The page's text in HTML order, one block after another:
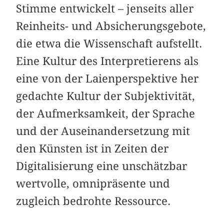
Stimme entwickelt – jenseits aller
Reinheits- und Absicherungsgebote,
die etwa die Wissenschaft aufstellt.
Eine Kultur des Interpretierens als
eine von der Laienperspektive her
gedachte Kultur der Subjektivität,
der Aufmerksamkeit, der Sprache
und der Auseinandersetzung mit
den Künsten ist in Zeiten der
Digitalisierung eine unschätzbar
wertvolle, omnipräsente und
zugleich bedrohte Ressource.